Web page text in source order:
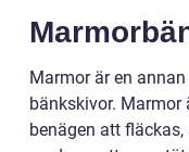
Marmor är en
bänkskivor. Marmor
benägen att